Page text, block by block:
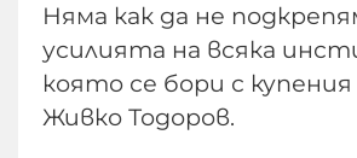
Няма как да не
усилията на всяка
която се бори с купения
Живко Тодоров.